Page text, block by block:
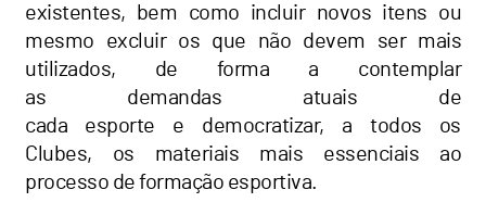
existentes, bem como incluir novos itens ou
mesmo excluir os que não devem ser mais
utilizados, de forma a contemplar
as demandas atuais de
cada esporte e democratizar, a todos os
Clubes, os materiais mais essenciais ao
processo de formação esportiva.